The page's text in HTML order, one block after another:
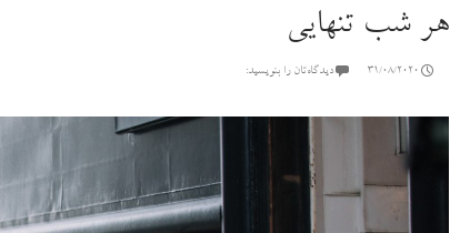
هر شب تنهایی
31/08/2020 دیدگاه‌تان را بنویسید: